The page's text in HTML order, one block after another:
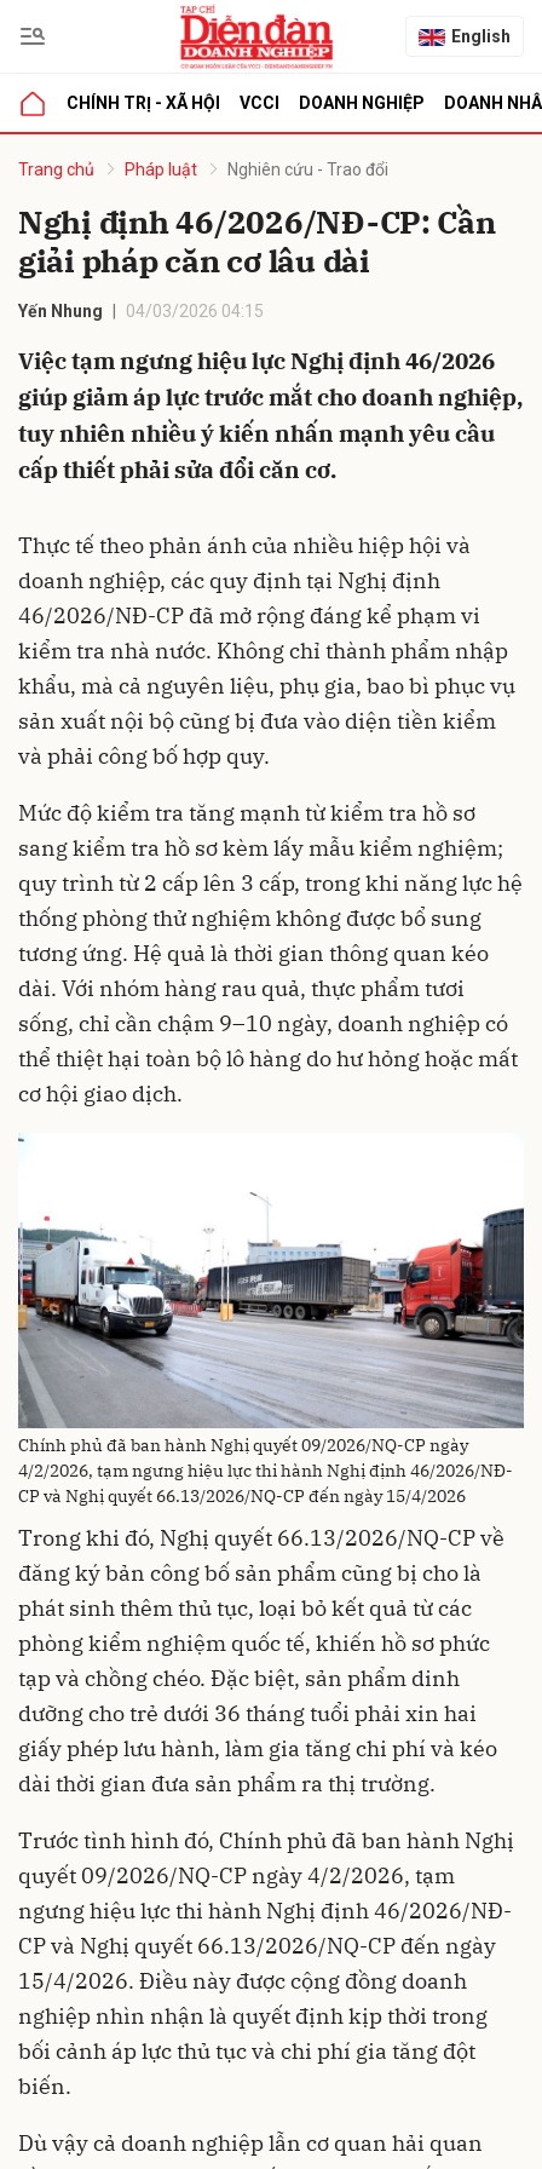
English
CHÍNH TRỊ - XÃ HỘI VCCI DOANH NGHIỆP DOANH
Trang chủ Pháp luật Nghiên cứu - Trao đổi
Nghị định 46/2026/NĐ-CP: Cần
giải pháp căn cơ lâu dài
Yến Nhung 04/03/2026 04:15
Việc tạm ngưng hiệu lực Nghị định 46/2026
giúp giảm áp lực trước mắt cho doanh nghiệp,
tuy nhiên nhiều ý kiến nhấn mạnh yêu cầu
cấp thiết phải sửa đổi căn cơ.
Thực tế theo phản ánh của nhiều hiệp hội và
doanh nghiệp, các quy định tại Nghị định
46/2026/NĐ-CP đã mở rộng đáng kể phạm vi
kiểm tra nhà nước. Không chỉ thành phẩm nhập
khẩu, mà cả nguyên liệu, phụ gia, bao bì phục vụ
sản xuất nội bộ cũng bị đưa vào diện tiền kiểm
và phải công bố hợp quy.
Mức độ kiểm tra tăng mạnh từ kiểm tra hồ sơ
sang kiểm tra hồ sơ kèm lấy mẫu kiểm nghiệm;
quy trình từ 2 cấp lên 3 cấp, trong khi năng lực hệ
thống phòng thử nghiệm không được bổ sung
tương ứng. Hệ quả là thời gian thông quan kéo
dài. Với nhóm hàng rau quả, thực phẩm tươi
sống, chỉ cần chậm 9–10 ngày, doanh nghiệp có
thể thiệt hại toàn bộ lô hàng do hư hỏng hoặc mất
cơ hội giao dịch.
Chính phủ đã ban hành Nghị quyết 09/2026/NQ-CP ngày
4/2/2026, tạm ngưng hiệu lực thi hành Nghị định 46/2026/NĐ-
CP và Nghị quyết 66.13/2026/NQ-CP đến ngày 15/4/2026
Trong khi đó, Nghị quyết 66.13/2026/NQ-CP về
đăng ký bản công bố sản phẩm cũng bị cho là
phát sinh thêm thủ tục, loại bỏ kết quả từ các
phòng kiểm nghiệm quốc tế, khiến hồ sơ phức
tạp và chồng chéo. Đặc biệt, sản phẩm dinh
dưỡng cho trẻ dưới 36 tháng tuổi phải xin hai
giấy phép lưu hành, làm gia tăng chi phí và kéo
dài thời gian đưa sản phẩm ra thị trường.
Trước tình hình đó, Chính phủ đã ban hành Nghị
quyết 09/2026/NQ-CP ngày 4/2/2026, tạm
ngưng hiệu lực thi hành Nghị định 46/2026/NĐ-
CP và Nghị quyết 66.13/2026/NQ-CP đến ngày
15/4/2026. Điều này được cộng đồng doanh
nghiệp nhìn nhận là quyết định kịp thời trong
bối cảnh áp lực thủ tục và chi phí gia tăng đột
biến.
Dù vậy cả doanh nghiệp lẫn cơ quan hải quan
luận
Hủy